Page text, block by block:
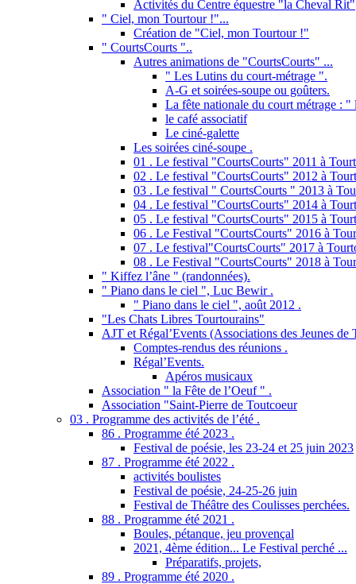
Activités du Centre équestre "la Cheval Rit"
" Ciel, mon Tourtour !"...
Création de "Ciel, mon Tourtour !"
" CourtsCourts "..
Autres animations de "CourtsCourts" ...
" Les Lutins du court-métrage ".
A-G et soirées-soupe ou goûters.
La fête nationale du court métrage :
le café associatif
Le ciné-galette
Les soirées ciné-soupe .
01 . Le festival "CourtsCourts" 2011 à
02 . Le festival "CourtsCourts" 2012 à
03 . Le festival " CourtsCourts " 2013 à
04 . Le festival "CourtsCourts" 2014 à
05 . Le festival "CourtsCourts" 2015 à
06 . Le Festival "CourtsCourts" 2016 à
07 . Le festival"CourtsCourts" 2017 à
08 . Le Festival "CourtsCourts" 2018 à
" Kiffez l’âne " (randonnées).
" Piano dans le ciel ", Luc Bewir .
" Piano dans le ciel ", août 2012 .
"Les Chats Libres Tourtourains"
AJT et Régal’Events (Associations des Jeunes de
Comptes-rendus des réunions .
Régal’Events.
Apéros musicaux
Association " la Fête de l’Oeuf " .
Association "Saint-Pierre de Toutcoeur
03 . Programme des activités de l’été .
86 . Programme été 2023 .
Festival de poésie, les 23-24 et 25 juin 2023
87 . Programme été 2022 .
activités boulistes
Festival de poésie, 24-25-26 juin
Festival de Théâtre des Coulisses perchées.
88 . Programme été 2021 .
Boules, pétanque, jeu provençal
2021, 4ème édition... Le Festival perché ...
Préparatifs, projets,
89 . Programme été 2020 .